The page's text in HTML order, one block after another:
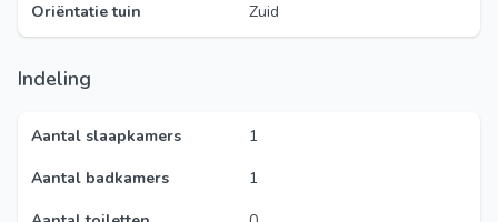
Oriëntatie tuin Zuid
Indeling
Aantal slaapkamers
1
Aantal badkamers
1